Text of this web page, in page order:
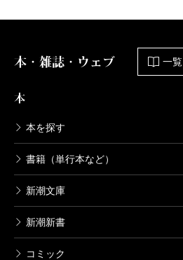
本・雑誌・ウェブ 一覧
本
本を探す
書籍（単行本など）
新潮文庫
新潮新書
コミック